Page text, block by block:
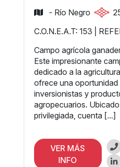
- Río Negro
C.O.N.E.A.T: 153 |
Campo agrícola
Este impresionante
dedicado a la
ofrece una
inversionistas y
agropecuarios.
privilegiada, cuenta [...]
VER MÁS
INFO